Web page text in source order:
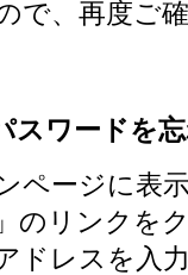
で、再度ご
スワードを
ページに表
のリンクを
ドレスを入